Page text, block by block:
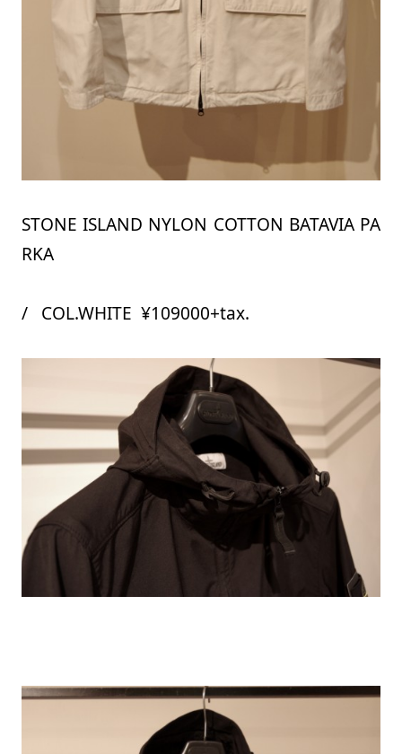
STONE ISLAND NYLON COTTON BATAVIA PA
RKA
/ COL.WHITE ¥109000+tax.